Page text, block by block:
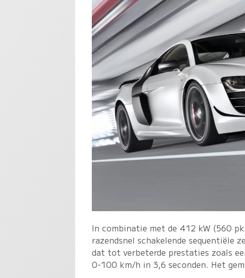
In combinatie met de 412 kW (560
razendsnel schakelende sequentiële
dat tot verbeterde prestaties zoals
0-100 km/h in 3,6 seconden. Het